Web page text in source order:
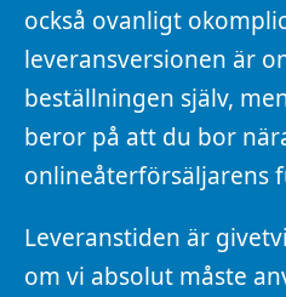
också ovanligt
leveransversionen är
beställningen själv,
beror på att du bor
onlineåterförsäljarens
Leveranstiden är
om vi absolut måste